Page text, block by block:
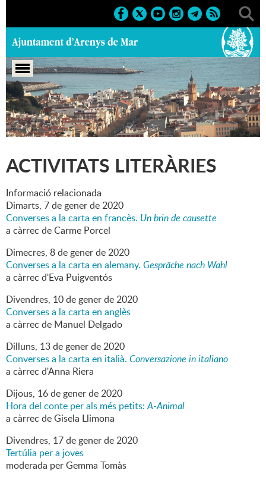
Portada > Marcs > 2020 > Culturals > Activitats literàries
ACTIVITATS LITERÀRIES
Informació relacionada
Dimarts, 7de generde2020
Converses a la carta en francès. Un brin de causette
a càrrec de Carme Porcel
Dimecres, 8de generde2020
Converses a la carta en alemany. Gespräche nach Wahl
a càrrec d'Eva Puigventós
Divendres, 10de generde2020
Converses a la carta en anglès
a càrrec de Manuel Delgado
Dilluns, 13de generde2020
Converses a la carta en italià. Conversazione in italiano
a càrrec d'Anna Riera
Dijous, 16de generde2020
Hora del conte per als més petits:A-Animal
a càrrec de Gisela Llimona
Divendres, 17de generde2020
Tertúlia per a joves
moderada per Gemma Tomàs